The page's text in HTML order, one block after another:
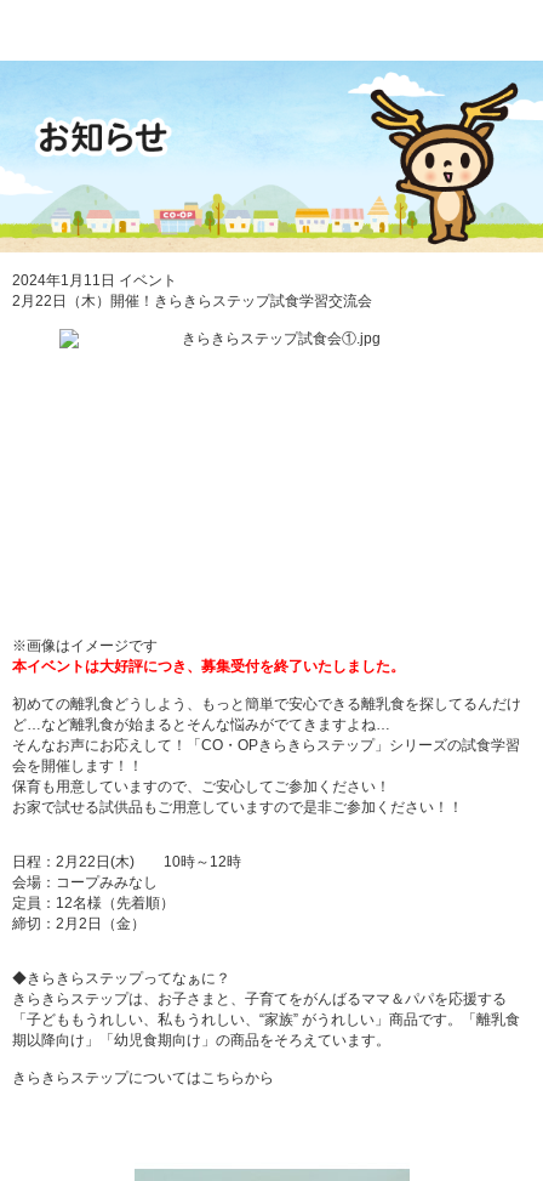
2024年1月11日 イベント
2月22日（木）開催！きらきらステップ試食学習交流会
※画像はイメージです
本イベントは大好評につき、募集受付を終了いたしました。
初めての離乳食どうしよう、もっと簡単で安心できる離乳食を探してるんだけ
ど…など離乳食が始まるとそんな悩みがでてきますよね…
そんなお声にお応えして！「CO・OPきらきらステップ」シリーズの試食学習
会を開催します！！
保育も用意していますので、ご安心してご参加ください！
お家で試せる試供品もご用意していますので是非ご参加ください！！
日程：2月22日(木) 10時～12時
会場：コープみみなし
定員：12名様（先着順）
締切：2月2日（金）
◆きらきらステップってなぁに？
きらきらステップは、お子さまと、子育てをがんばるママ＆パパを応援する
「子どももうれしい、私もうれしい、 “家族” がうれしい」商品です。
「離乳食
期以降向け」「幼児食期向け」の商品をそろえています。
きらきらステップについてはこちらから